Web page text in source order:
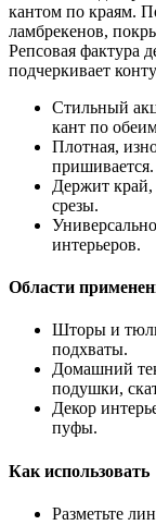
кантом по краям.
ламбрекенов,
Репсовая фактура
подчеркивает
Стильный
кант по
Плотная,
пришивается.
Держит край,
срезы.
интерьеров.
Области
Шторы и
подхваты.
Домашний
подушки,
Декор
пуфы.
Как использовать
Разметьте